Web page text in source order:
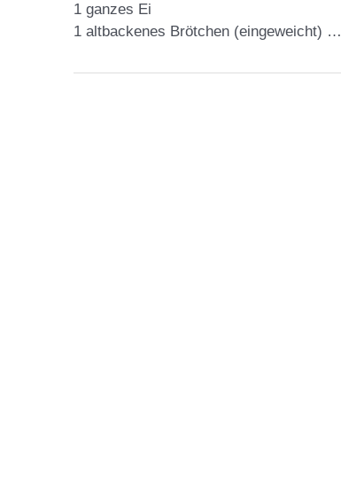
1 ganzes Ei
1 altbackenes Brötchen (eingeweicht) …